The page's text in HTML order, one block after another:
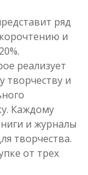
ряд
и
реализует
творчеству и
Каждому
и журналы
творчества.
от трех